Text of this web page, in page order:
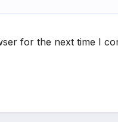
for the next time I